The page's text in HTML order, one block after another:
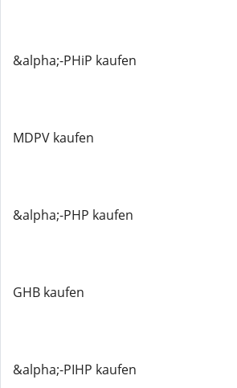
&alpha;-PHiP kaufen
MDPV kaufen
&alpha;-PHP kaufen
GHB kaufen
&alpha;-PIHP kaufen